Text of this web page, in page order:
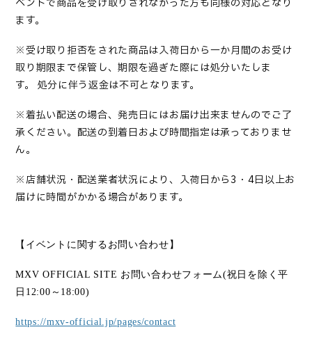
ベントで商品を受け取りされなかった方も同様の対応となり
ます。
※受け取り拒否をされた商品は入荷日から一か月間のお受け
取り期限まで保管し、期限を過ぎた際には処分いたしま
す。
処分に伴う返金は不可となります。
※着払い配送の場合、発売日にはお届け出来ませんのでご了
承ください。配送の到着日および時間指定は承っておりませ
ん。
※店舗状況・配送業者状況により、入荷日から3 ・ 4日以上お
届けに時間がかかる場合があります。
【イベントに関するお問い合わせ】
MXV OFFICIAL SITE お問い合わせフォーム(祝日を除く平
日 12:00 ～ 18:00)
https://mxv-official.jp/pages/contact